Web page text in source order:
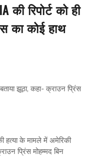
रिपोर्ट को ही
का कोई हाथ
झूठा, कहा- क्राउन प्रिंस
हत्या के मामले में अमेरिकी
प्रिंस मोहम्मद बिन